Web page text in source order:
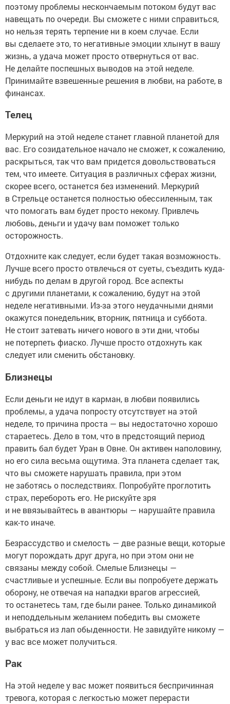
поэтому проблемы нескончаемым потоком будут вас
навещать по очереди. Вы сможете с ними справиться,
но нельзя терять терпение ни в коем случае. Если
вы сделаете это, то негативные эмоции хлынут в вашу
жизнь, а удача может просто отвернуться от вас.
Не делайте поспешных выводов на этой неделе.
Принимайте взвешенные решения в любви, на работе, в
финансах.
Телец
Меркурий на этой неделе станет главной планетой для
вас. Его созидательное начало не сможет, к сожалению,
раскрыться, так что вам придется довольствоваться
тем, что имеете. Ситуация в различных сферах жизни,
скорее всего, останется без изменений. Меркурий
в Стрельце останется полностью обессиленным, так
что помогать вам будет просто некому. Привлечь
любовь, деньги и удачу вам поможет только
осторожность.
Отдохните как следует, если будет такая возможность.
Лучше всего просто отвлечься от суеты, съездить куда-
нибудь по делам в другой город. Все аспекты
с другими планетами, к сожалению, будут на этой
неделе негативными. Из-за этого неудачными днями
окажутся понедельник, вторник, пятница и суббота.
Не стоит затевать ничего нового в эти дни, чтобы
не потерпеть фиаско. Лучше просто отдохнуть как
следует или сменить обстановку.
Близнецы
Если деньги не идут в карман, в любви появились
проблемы, а удача попросту отсутствует на этой
неделе, то причина проста — вы недостаточно хорошо
стараетесь. Дело в том, что в предстоящий период
править бал будет Уран в Овне. Он активен наполовину,
но его сила весьма ощутима. Эта планета сделает так,
что вы сможете нарушать правила, при этом
не заботясь о последствиях. Попробуйте проглотить
страх, перебороть его. Не рискуйте зря
и не ввязывайтесь в авантюры — нарушайте правила
как-то иначе.
Безрассудство и смелость — две разные вещи, которые
могут порождать друг друга, но при этом они не
связаны между собой. Смелые Близнецы —
счастливые и успешные. Если вы попробуете держать
оборону, не отвечая на нападки врагов агрессией,
то останетесь там, где были ранее. Только динамикой
и неподдельным желанием победить вы сможете
выбраться из лап обыденности. Не завидуйте никому —
у вас все может получиться.
Рак
На этой неделе у вас может появиться беспричинная
тревога, которая с легкостью может перерасти